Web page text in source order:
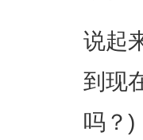
说起
到现
吗？)